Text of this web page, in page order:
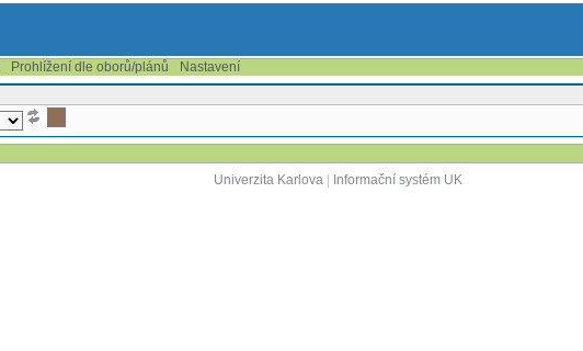
Prohlížení dle oborů/plánů
Nastavení
Univerzita Karlova| Informační systém UK